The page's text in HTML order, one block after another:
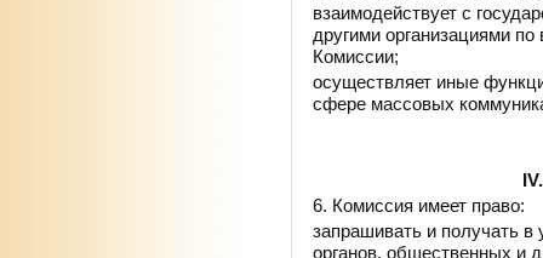
взаимодействует с
другими организациями
Комиссии;
осуществляет иные
сфере массовых
6. Комиссия имеет право:
запрашивать и получать в
органов, общественных и